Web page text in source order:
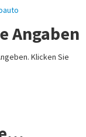
Angaben
Klicken Sie